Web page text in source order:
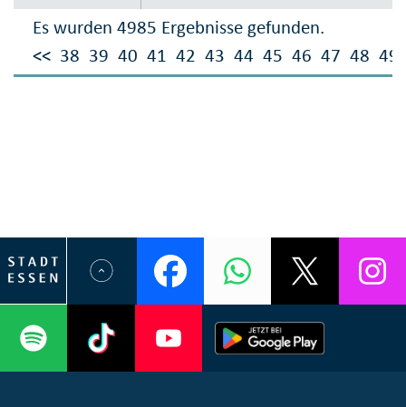
Es wurden 4985 Ergebnisse gefunden.
<< 38 39 40 41 42 43 44 45 46 47 48 49